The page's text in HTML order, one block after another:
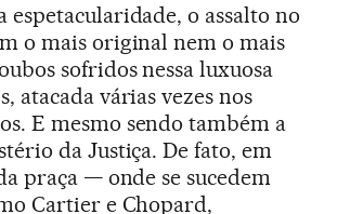
espetacularidade, o assalto no
o mais original nem o mais
sofridos nessa luxuosa
atacada várias vezes nos
E mesmo sendo também a
da Justiça. De fato, em
praça — onde se sucedem
Cartier e Chopard,